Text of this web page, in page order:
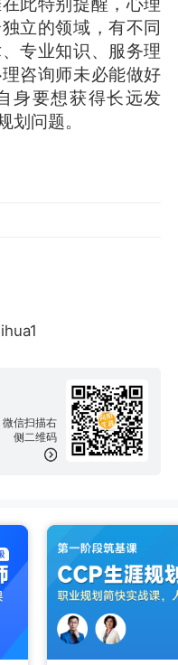
立的领域，有不同
专业知识、服务理
咨询师未必能做好
身要想获得长远发
划问题。
微信扫描右
侧二维码